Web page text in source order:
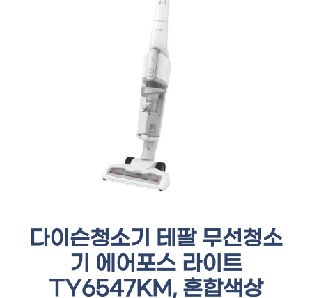
다이슨청소기 테팔 무선청소
기 에어포스 라이트
TY6547KM, 혼합색상